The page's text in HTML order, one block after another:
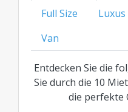
transparenten Preis für
Full Size
Luxus
Van
Entdecken Sie die
Sie durch die 10
die perfekte